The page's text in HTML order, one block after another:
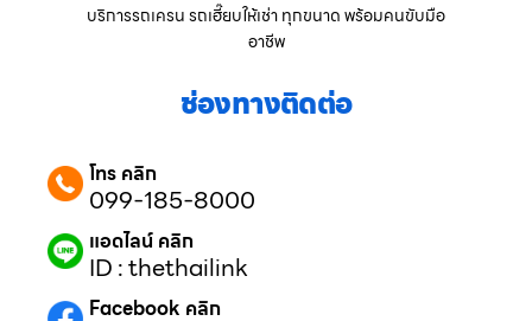
บริการรถเครน รถเฮี๊ยบให้เช่า ทุกขนาด พร้อมคนขับมือ
อาชีพ
ช่องทางติดต่อ
โทร คลิก
099-185-8000
แอดไลน์ คลิก
ID : thethailink
Facebook คลิก